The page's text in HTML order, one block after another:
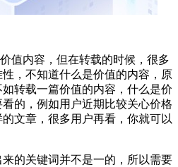
值内容，但在转载的时候，很多
，不知道什么是价值的内容，原
转载一篇价值的内容，什么是价
的，例如用户近期比较关心价格
文章，很多用户再看，你就可以
的关键词并不是一的，所以需要